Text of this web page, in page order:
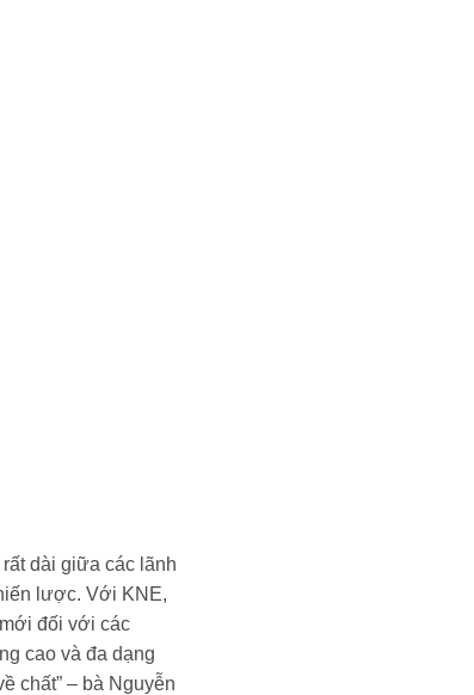
dài giữa các lãnh
lược. Với KNE,
đối với các
cao và đa dạng
chất” – bà Nguyễn